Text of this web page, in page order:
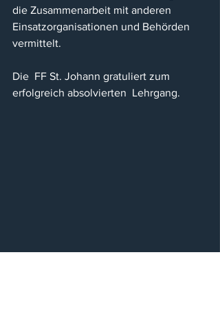
die Zusammenarbeit mit anderen
Einsatzorganisationen und Behörden
vermittelt.
Die  FF St. Johann gratuliert zum
erfolgreich absolvierten  Lehrgang.